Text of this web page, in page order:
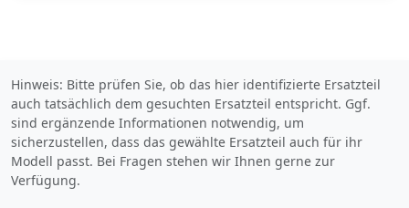
Hinweis: Bitte prüfen Sie, ob das hier identifizierte Ersatzteil
auch tatsächlich dem gesuchten Ersatzteil entspricht. Ggf.
sind ergänzende Informationen notwendig, um
sicherzustellen, dass das gewählte Ersatzteil auch für ihr
Modell passt. Bei Fragen stehen wir Ihnen gerne zur
Verfügung.